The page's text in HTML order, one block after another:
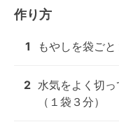
作り方
1 もやしを袋ごと
2 水気をよく切っ
（１袋３分）